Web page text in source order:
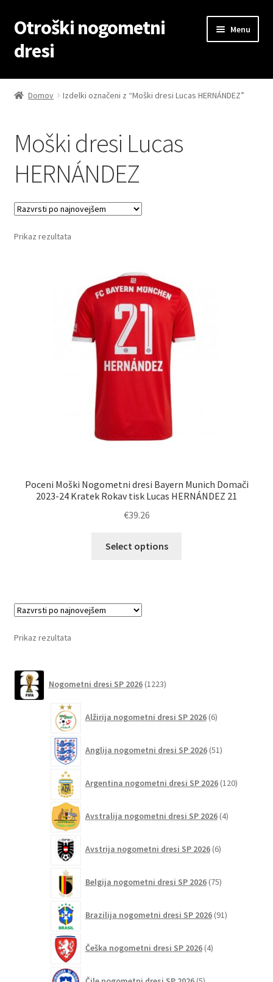
Skip
to
navigation
Skip
to
content
Otroški nogometni
dresi
Menu
Domov
Kontaktiraj nas
Košarica
Moj račun
Trgovina
Domov Izdelki označeni z “Moški dresi Lucas HERNÁNDEZ”
Moški dresi Lucas
HERNÁNDEZ
Prikaz rezultata
Poceni Moški Nogometni dresi Bayern Munich Domači
2023-24 Kratek Rokav tisk Lucas HERNÁNDEZ 21
€39.26
Select options
Prikaz rezultata
Nogometni dresi SP 2026 1223izdelkov
Alžirija nogometni dresi SP 2026 6izdelkov
Anglija nogometni dresi SP 2026 51izdelkov
Argentina nogometni dresi SP 2026 120izdelkov
Avstralija nogometni dresi SP 2026 4izdelki
Avstrija nogometni dresi SP 2026 6izdelkov
Belgija nogometni dresi SP 2026 75izdelkov
Brazilija nogometni dresi SP 2026 91izdelkov
Češka nogometni dresi SP 2026 4izdelki